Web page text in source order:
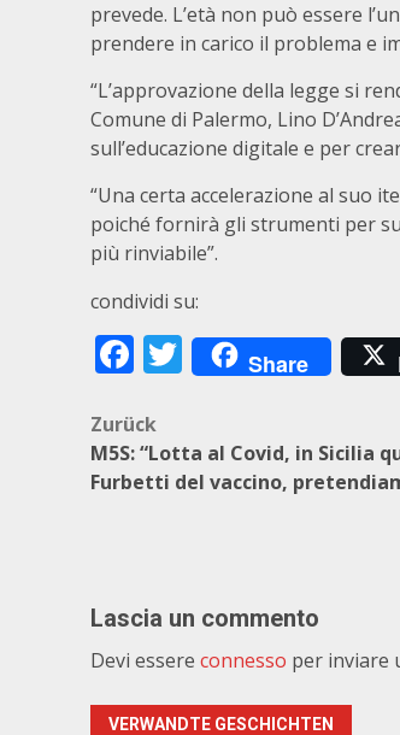
prevede. L’età non può essere
prendere in carico il problema e
“L’approvazione della legge si
Comune di Palermo, Lino
sull’educazione digitale e per
“Una certa accelerazione al suo
poiché fornirà gli strumenti per
più rinviabile”.
condividi su:
Facebook
Twitter
Share
Beitragsnavigation
Zurück
M5S: “Lotta al Covid, in Sicilia
Furbetti del vaccino,
Lascia un commento
Devi essere connesso per inviare
VERWANDTE GESCHICHTEN